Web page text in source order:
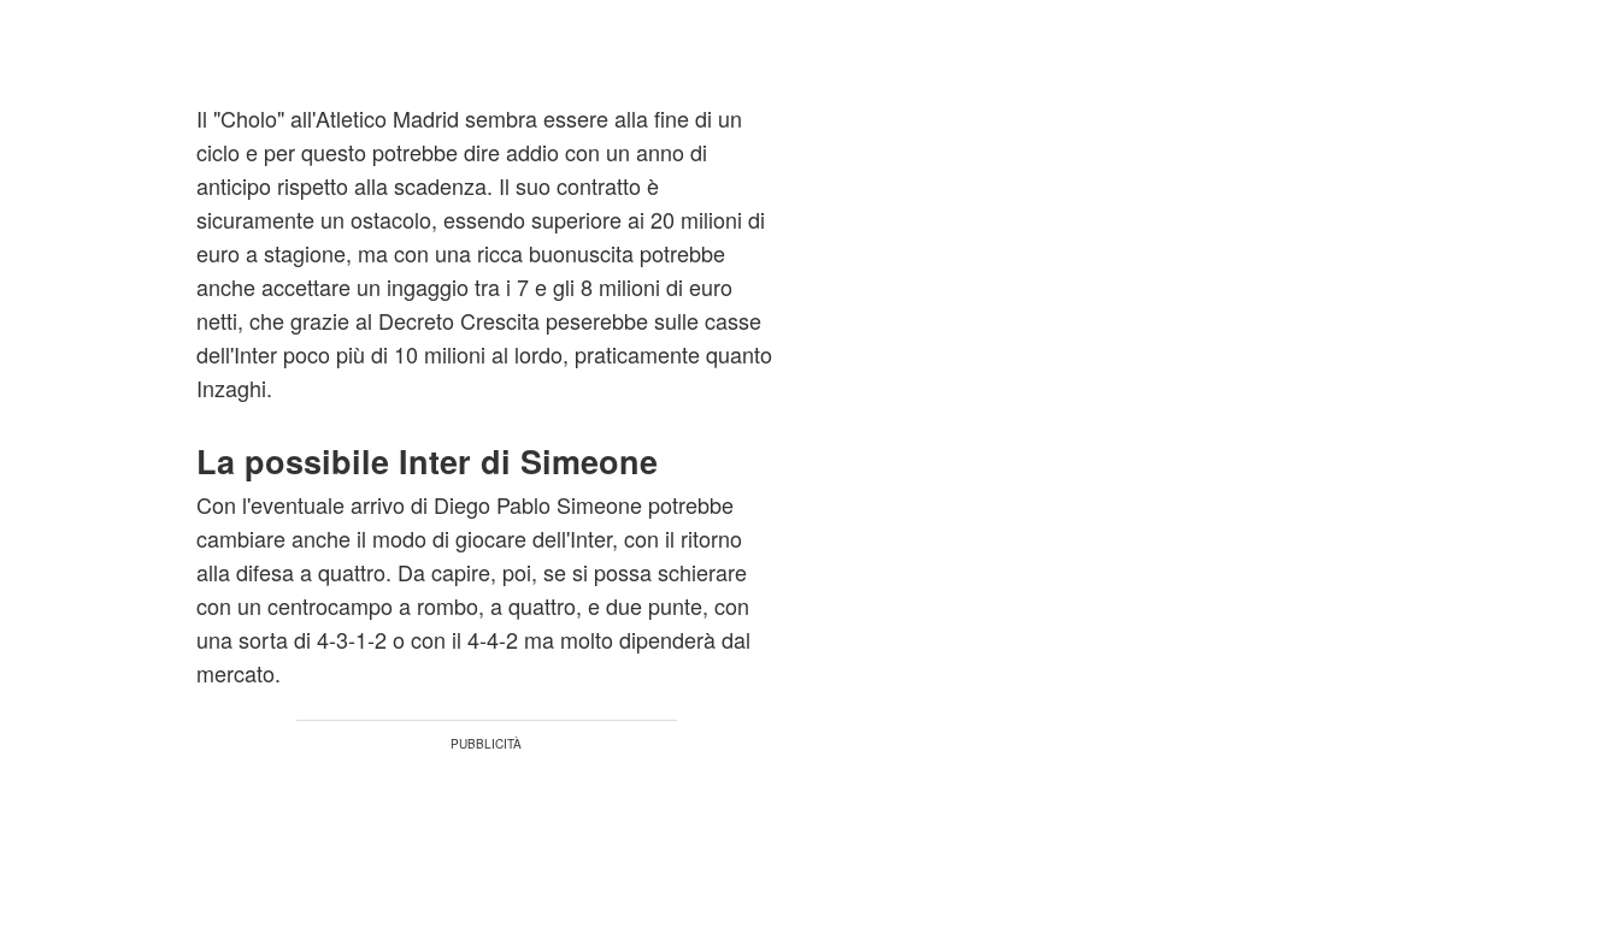
Il "Cholo" all'Atletico Madrid sembra essere alla fine di un
ciclo e per questo potrebbe dire addio con un anno di
anticipo rispetto alla scadenza. Il suo contratto è
sicuramente un ostacolo, essendo superiore ai 20 milioni di
euro a stagione, ma con una ricca buonuscita potrebbe
anche accettare un ingaggio tra i 7 e gli 8 milioni di euro
netti, che grazie al Decreto Crescita peserebbe sulle casse
dell'Inter poco più di 10 milioni al lordo, praticamente quanto
Inzaghi.
La possibile Inter di Simeone
Con l'eventuale arrivo di Diego Pablo Simeone potrebbe
cambiare anche il modo di giocare dell'Inter, con il ritorno
alla difesa a quattro. Da capire, poi, se si possa schierare
con un centrocampo a rombo, a quattro, e due punte, con
una sorta di 4-3-1-2 o con il 4-4-2 ma molto dipenderà dal
mercato.